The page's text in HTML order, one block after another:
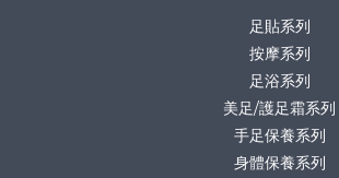
足貼系列
按摩系列
足浴系列
美足/護足霜系列
手足保養系列
身體保養系列